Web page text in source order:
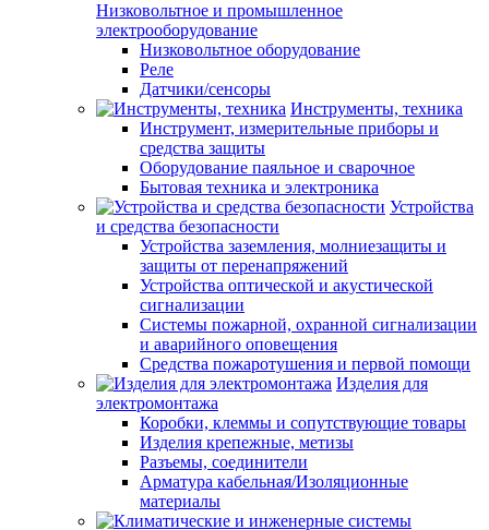
Низковольтное и промышленное
электрооборудование
Низковольтное оборудование
Реле
Датчики/сенсоры
Инструменты, техника
Инструмент, измерительные приборы и
средства защиты
Оборудование паяльное и сварочное
Бытовая техника и электроника
Устройства
и средства безопасности
Устройства заземления, молниезащиты и
защиты от перенапряжений
Устройства оптической и акустической
сигнализации
Системы пожарной, охранной сигнализации
и аварийного оповещения
Средства пожаротушения и первой помощи
Изделия для
электромонтажа
Коробки, клеммы и сопутствующие товары
Изделия крепежные, метизы
Разъемы, соединители
Арматура кабельная/Изоляционные
материалы